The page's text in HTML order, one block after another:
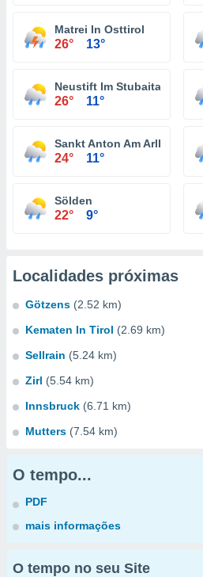
Matrei In Osttirol
26° 13°
Neustift Im Stubaital
26° 11°
Sankt Anton Am Arlberg
24° 11°
Sölden
22° 9°
Localidades próximas
Götzens (2.52 km)
Kematen In Tirol (2.69 km)
Sellrain (5.24 km)
Zirl (5.54 km)
Innsbruck (6.71 km)
Mutters (7.54 km)
O tempo...
PDF
mais informações
O tempo no seu Site